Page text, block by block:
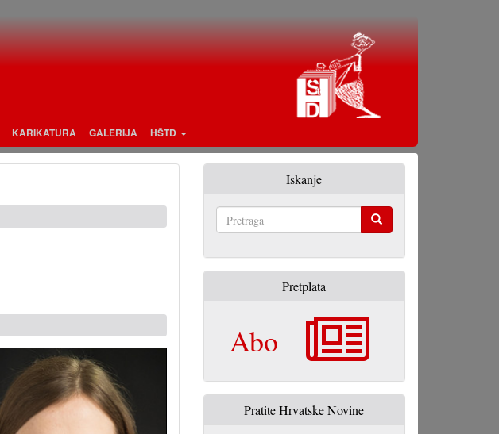
KARIKATURA GALERIJA HŠTD
Iskanje
Pretplata
Abo
Pratite Hrvatske Novine